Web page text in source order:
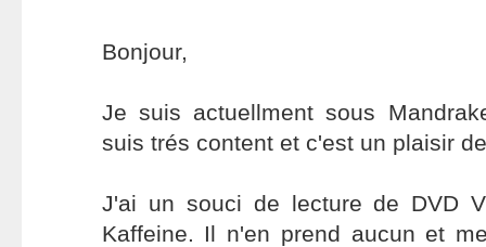
Bonjour,
Je suis actuellment sous
suis trés content et c'est un plaisir
J'ai un souci de lecture de DVD
Kaffeine. Il n'en prend aucun et